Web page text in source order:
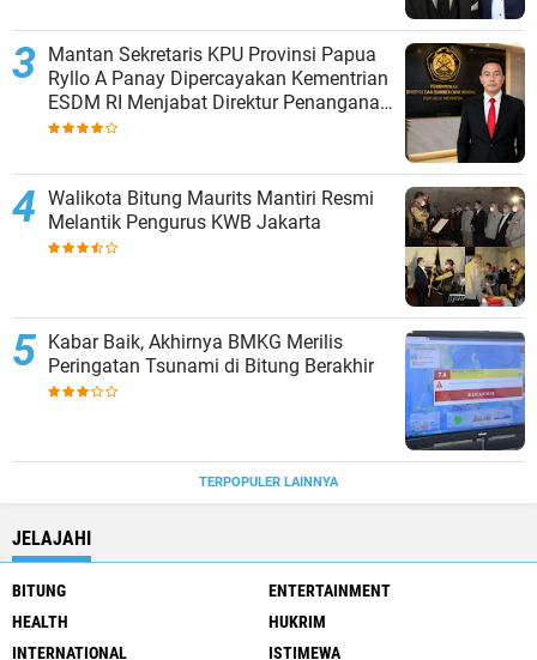
Mantan Sekretaris KPU Provinsi Papua
Ryllo A Panay Dipercayakan Kementrian
ESDM RI Menjabat Direktur Penanganan
Aset Barang Bukti
Walikota Bitung Maurits Mantiri Resmi
Melantik Pengurus KWB Jakarta
Kabar Baik, Akhirnya BMKG Merilis
Peringatan Tsunami di Bitung Berakhir
TERPOPULER LAINNYA
JELAJAHI
BITUNG
ENTERTAINMENT
HEALTH
HUKRIM
INTERNATIONAL
ISTIMEWA